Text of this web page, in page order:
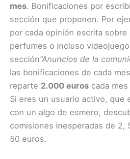
mes. Bonificaciones por
sección que proponen. Por
por cada opinión escrita
perfumes o incluso
sección“Anuncios de la
las bonificaciones de cada
reparte 2.000 euros cada
Si eres un usuario activo, que
con un algo de esmero,
comisiones inesperadas de 2,
50 euros.